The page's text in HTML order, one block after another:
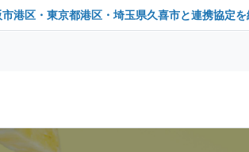
港区・東京都港区・埼玉県久喜市と連携協定